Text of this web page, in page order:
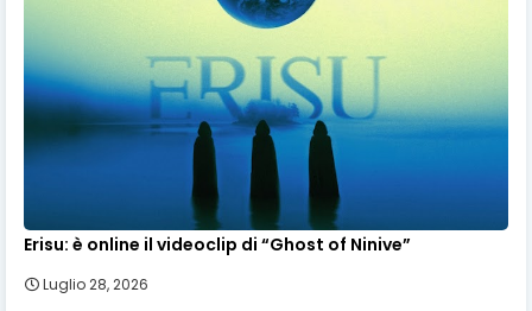
Erisu: è online il videoclip di “Ghost of Ninive”
Luglio 28, 2026